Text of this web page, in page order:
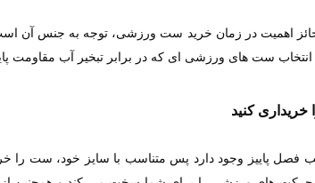
اهمیت در زمان خرید ست ورزشی، توجه به جنس آن
انتخاب ست های ورزشی ای که در برابر تبخیر آب مقاومت
کنید
پاییز وجود دارد پس متناسب با سایز خود، ست را